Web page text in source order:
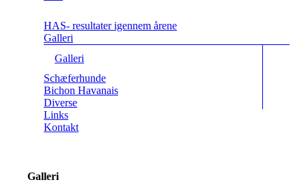
HAS- resultater igennem årene
Galleri
Galleri
Schæferhunde
Bichon Havanais
Diverse
Links
Kontakt
Galleri